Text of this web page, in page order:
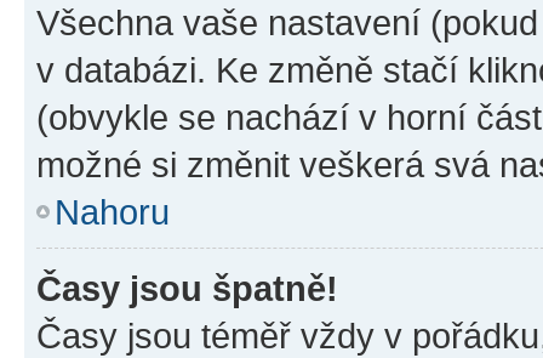
Všechna vaše nastavení
v databázi. Ke změně stačí
(obvykle se nachází v horní
možné si změnit veškerá svá
Nahoru
Časy jsou špatně!
Časy jsou téměř vždy v